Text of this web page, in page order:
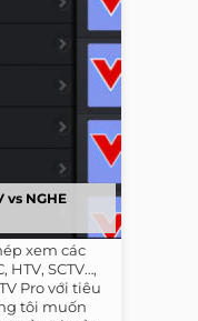
vs NGHE
xem các
SCTV…,
Pro với tiêu
tôi muốn